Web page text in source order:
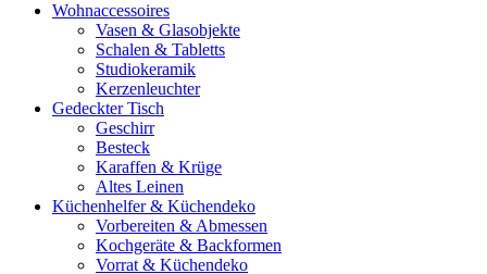
Wohnaccessoires
Vasen & Glasobjekte
Schalen & Tabletts
Studiokeramik
Kerzenleuchter
Gedeckter Tisch
Geschirr
Besteck
Karaffen & Krüge
Altes Leinen
Küchenhelfer & Küchendeko
Vorbereiten & Abmessen
Kochgeräte & Backformen
Vorrat & Küchendeko